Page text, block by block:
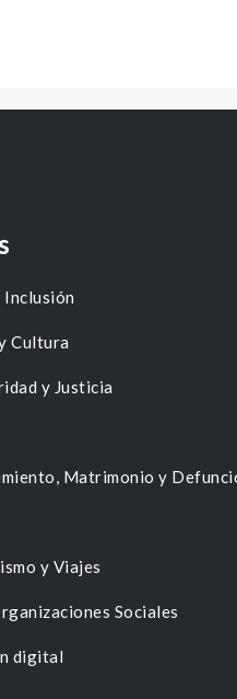
Inclusión
Cultura
y Justicia
Matrimonio y
y Viajes
Sociales
digital